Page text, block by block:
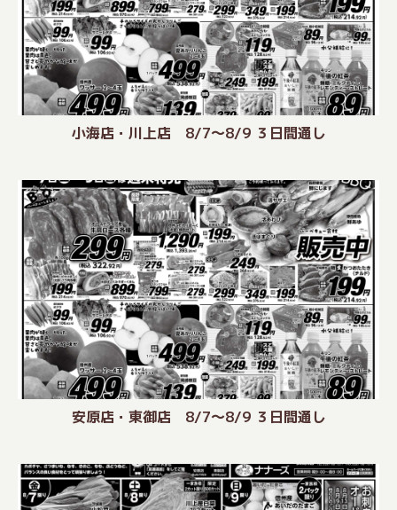
小海店・川上店 8/7〜8/9 ３日間通し
安原店・東御店 8/7〜8/9 ３日間通し